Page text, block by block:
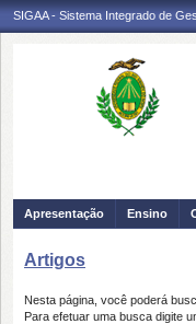
SIGAA - Sistema Integrado de
Apresentação Ensino
Artigos
Nesta página, você poderá
Para efetuar uma busca digite